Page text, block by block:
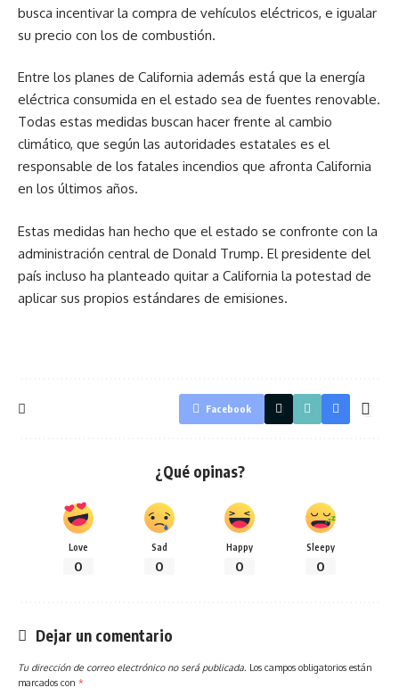
busca incentivar la compra de vehículos eléctricos, e igualar
su precio con los de combustión.
Entre los planes de California además está que la energía
eléctrica consumida en el estado sea de fuentes renovable.
Todas estas medidas buscan hacer frente al cambio
climático, que según las autoridades estatales es el
responsable de los fatales incendios que afronta California
en los últimos años.
Estas medidas han hecho que el estado se confronte con la
administración central de Donald Trump. El presidente del
país incluso ha planteado quitar a California la potestad de
aplicar sus propios estándares de emisiones.
Facebook
¿Qué opinas?
Love
0
Sad
0
Happy
0
Sleepy
0
Dejar un comentario
Tu dirección de correo electrónico no será publicada. Los campos obligatorios están
marcados con *